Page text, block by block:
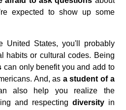
expected to show up some
United States, you'll probably
habits or cultural codes. Being
can only benefit you and add to
And, as a student of a
also help you realize the
and respecting diversity in